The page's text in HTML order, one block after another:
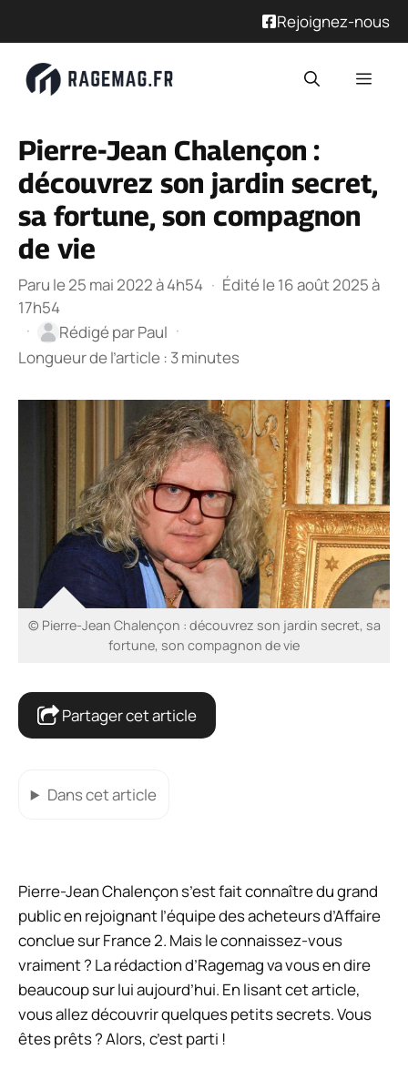
Rejoignez-nous
Pierre-Jean Chalençon :
découvrez son jardin secret,
sa fortune, son compagnon
de vie
Paru le 25 mai 2022 à 4h54 · Édité le 16 août 2025 à
17h54
·
Rédigé parPaul ·
Longueur de l’article : 3 minutes
© Pierre-Jean Chalençon : découvrez son jardin secret, sa
fortune, son compagnon de vie
Partager cet article
Dans cet article
Pierre-Jean Chalençon s’est fait connaître du grand
public en rejoignant l’équipe des acheteurs d’Affaire
conclue sur France 2. Mais le connaissez-vous
vraiment ? La rédaction d’Ragemag va vous en dire
beaucoup sur lui aujourd’hui. En lisant cet article,
vous allez découvrir quelques petits secrets. Vous
êtes prêts ? Alors, c’est parti !